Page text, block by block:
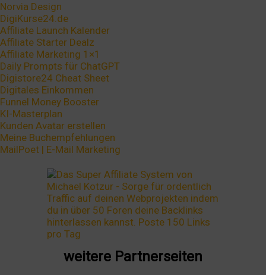
Norvia Design
DigiKurse24.de
Affiliate Launch Kalender
Affiliate Starter Dealz
Affiliate Marketing 1×1
Daily Prompts für ChatGPT
Digistore24 Cheat Sheet
Digitales Einkommen
Funnel Money Booster
KI-Masterplan
Kunden Avatar erstellen
Meine Buchempfehlungen
MailPoet | E-Mail Marketing
weitere Partnerseiten